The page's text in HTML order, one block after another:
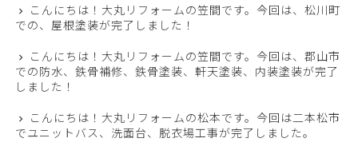
こんにちは！大丸リフォームの笠間です。今回は、松川町
での、屋根塗装が完了しました！
こんにちは！大丸リフォームの笠間です。今回は、郡山市
での防水、鉄骨補修、鉄骨塗装、軒天塗装、内装塗装が完了
しました！
こんにちは！大丸リフォームの松本です。今回は二本松市
でユニットバス、洗面台、脱衣場工事が完了しました。